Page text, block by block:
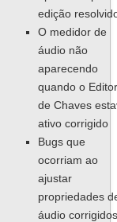
edição
O medidor de
áudio não
aparecendo
quando o Editor
de Chaves
ativo corrigido
Bugs que
ocorriam ao
ajustar
propriedades
áudio corrigidos